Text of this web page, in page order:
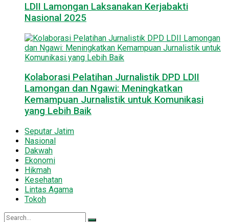
LDII Lamongan Laksanakan Kerjabakti
Nasional 2025
Kolaborasi Pelatihan Jurnalistik DPD LDII
Lamongan dan Ngawi: Meningkatkan
Kemampuan Jurnalistik untuk Komunikasi
yang Lebih Baik
Seputar Jatim
Nasional
Dakwah
Ekonomi
Hikmah
Kesehatan
Lintas Agama
Tokoh